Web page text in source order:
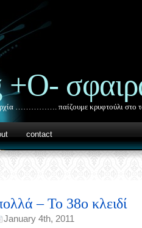
+Ο-
……………. παίζουμε κρυφτούλι στο
contact
– Το 38ο κλειδί
January 4th, 2011